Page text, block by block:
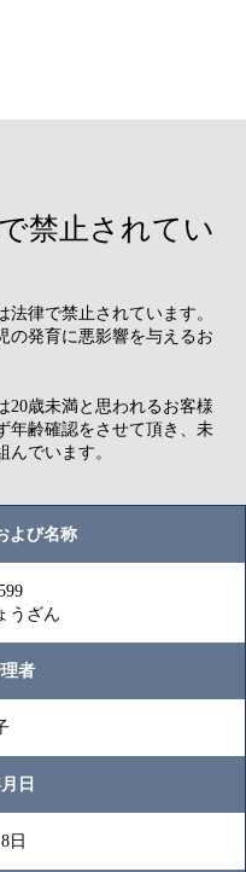
禁止されてい
律で禁止されています。
の発育に悪影響を与えるお
20歳未満と思われるお客様
年齢確認をさせて頂き、未
でいます。
よび名称
うざん
者
日
日